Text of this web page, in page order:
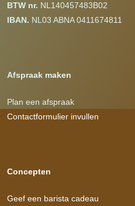
BTW nr. NL140457483B02
IBAN. NL03 ABNA 0411674811
Afspraak maken
Plan een afspraak
Contactformulier invullen
Concepten
Geef een barista cadeau